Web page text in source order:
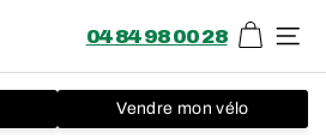
04 84 98 00 28 Panier
Vendre mon vélo